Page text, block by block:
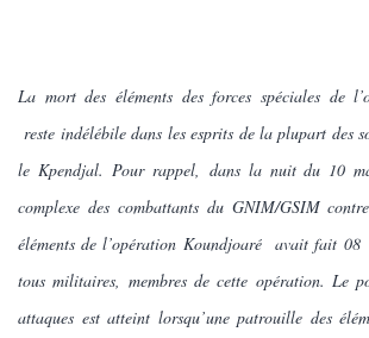
La mort des éléments des forces spéciales de
reste indélébile dans les esprits de la plupart des
le Kpendjal. Pour rappel,
dans la nuit du 10
complexe des combattants du GNIM/GSIM
éléments de l’opération Koundjoaré avait fait
tous militaires, membres de cette opération. Le
attaques est atteint lorsqu’une patrouille des